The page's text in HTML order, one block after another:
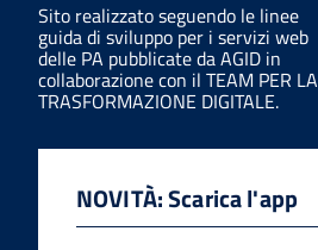
Sito realizzato seguendo le linee
guida di sviluppo per i servizi web
delle PA pubblicate da AGID in
collaborazione con il TEAM PER LA
TRASFORMAZIONE DIGITALE.
NOVITÀ: Scarica l'app